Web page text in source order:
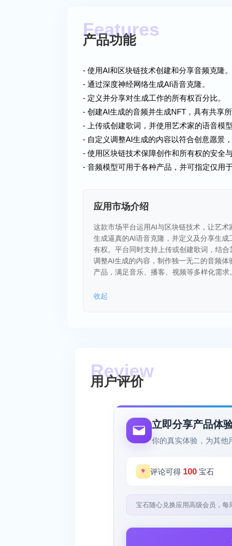
产品功能
- 使用AI和区块链技术创建和分享音频克隆。
- 通过深度神经网络生成AI语音克隆。
- 定义并分享对生成工作的所有权百分比。
- 创建AI生成的音频并生成NFT，具有共享所
- 上传或创建歌词，并使用艺术家的语音模
- 自定义调整AI生成的内容以符合创意愿景
- 使用区块链技术保障创作和所有权的安全与
- 音频模型可用于各种产品，并可指定仅用
应用市场介绍
这款市场平台运用AI与区块链技术，让艺
生成逼真的AI语音克隆，并定义及分享生
有权。平台同时支持上传或创建歌词，结
调整AI生成的内容，制作独一无二的音频
产品，满足音乐、播客、视频等多样化需求。
收起
用户评价
立即分享产品体
你的真实体验，为其他
评论可得 100 宝石
宝石随心兑换应用高级会员，每